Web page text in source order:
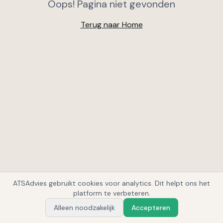
Oops! Pagina niet gevonden
Terug naar Home
1
ATSAdvies gebruikt cookies voor analytics. Dit helpt ons het
platform te verbeteren.
Alleen noodzakelijk
Accepteren